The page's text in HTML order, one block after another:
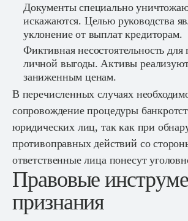
Документы специально
искажаются. Целью руководства
уклонение от выплат кредиторам.
Фиктивная несостоятельность для
личной выгоды. Активы
заниженным ценам.
В перечисленных случаях
сопровождение процедуры
юридических лиц, так как при
противоправных действий со
ответственные лица понесут
Правовые
признания